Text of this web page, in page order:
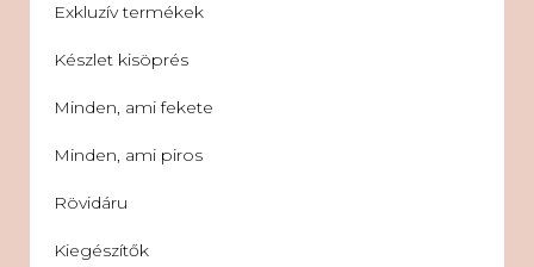
Exkluzív termékek
Készlet kisöprés
Minden, ami fekete
Minden, ami piros
Rövidáru
Kiegészítők